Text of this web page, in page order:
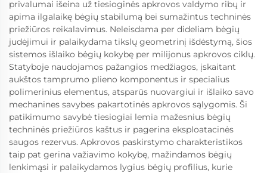
privalumai išeina už tiesioginės apkrovos valdymo ribų ir
apima ilgalaikę bėgių stabilumą bei sumažintus techninės
priežiūros reikalavimus. Neleisdama per dideliam bėgių
judėjimui ir palaikydama tikslų geometrinį išdėstymą, šios
sistemos išlaiko bėgių kokybę per milijonus apkrovos ciklų.
Statyboje naudojamos pažangios medžiagos, įskaitant
aukštos tamprumo plieno komponentus ir specialius
polimerinius elementus, atsparūs nuovargiui ir išlaiko savo
mechanines savybes pakartotinės apkrovos sąlygomis. Ši
patikimumo savybė tiesiogiai lemia mažesnius bėgių
techninės priežiūros kaštus ir pagerina eksploatacinės
saugos rezervus. Apkrovos paskirstymo charakteristikos
taip pat gerina važiavimo kokybę, mažindamos bėgių
lenkimąsi ir palaikydamos lygius bėgių profilius, kurie